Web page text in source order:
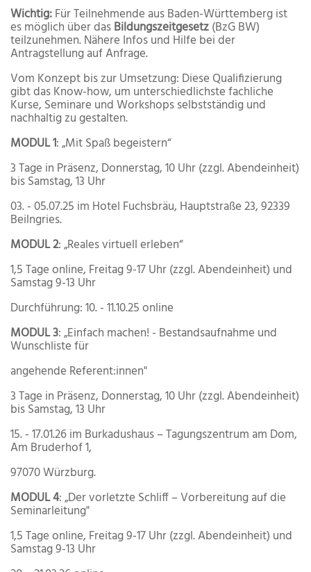
Wichtig:Für Teilnehmende aus Baden-Württemberg ist
es möglich über dasBildungszeitgesetz(BzG BW)
teilzunehmen. Nähere Infos und Hilfe bei der
Antragstellung auf Anfrage.
Vom Konzept bis zur Umsetzung: Diese Qualifizierung
gibt das Know-how, um unterschiedlichste fachliche
Kurse, Seminare und Workshops selbstständig und
nachhaltig zu gestalten.
MODUL 1: „Mit Spaß begeistern“
3 Tage in Präsenz, Donnerstag, 10 Uhr (zzgl. Abendeinheit)
bis Samstag, 13 Uhr
03. - 05.07.25 im Hotel Fuchsbräu, Hauptstraße 23, 92339
Beilngries.
MODUL 2: „Reales virtuell erleben“
1,5 Tage online, Freitag 9-17 Uhr (zzgl. Abendeinheit) und
Samstag 9-13 Uhr
Durchführung: 10. - 11.10.25 online
MODUL 3: „Einfach machen! - Bestandsaufnahme und
Wunschliste für
angehende Referent:innen"
3 Tage in Präsenz, Donnerstag, 10 Uhr (zzgl. Abendeinheit)
bis Samstag, 13 Uhr
15. - 17.01.26 im Burkadushaus – Tagungszentrum am Dom,
Am Bruderhof 1,
97070 Würzburg.
MODUL 4: „Der vorletzte Schliff – Vorbereitung auf die
Seminarleitung"
1,5 Tage online, Freitag 9-17 Uhr (zzgl. Abendeinheit) und
Samstag 9-13 Uhr